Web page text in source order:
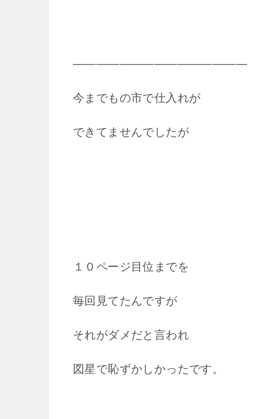
―――――――――――――――
今までもの市で仕入れが
できてませんでしたが
１０ページ目位までを
毎回見てたんですが
それがダメだと言われ
図星で恥ずかしかったです。